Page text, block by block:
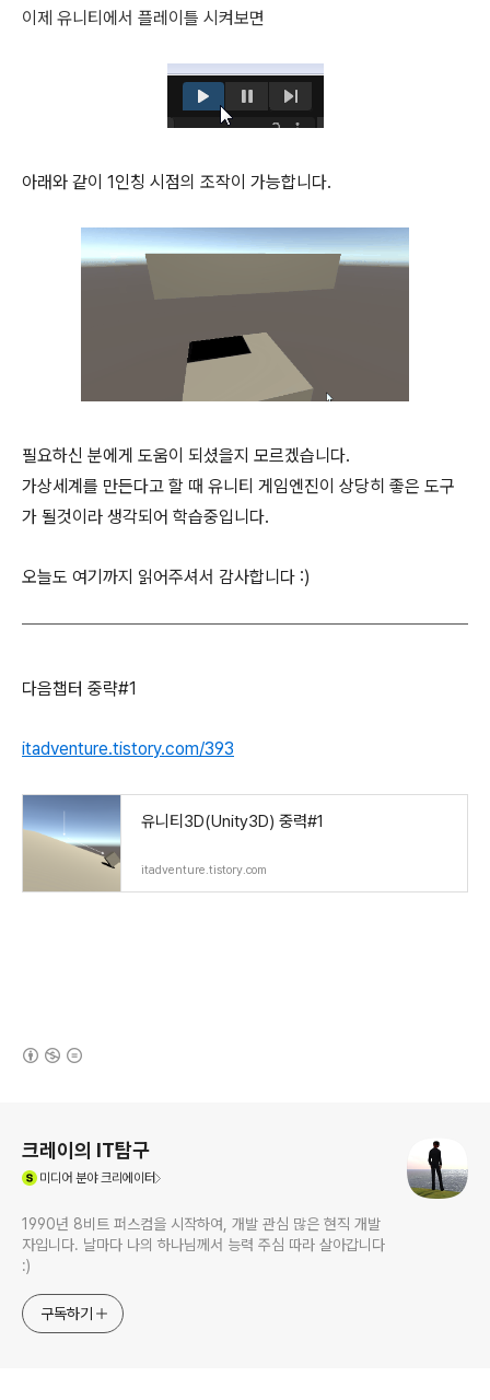
이제 유니티에서 플레이틀 시켜보면
아래와 같이 1인칭 시점의 조작이 가능합니다.
필요하신 분에게 도움이 되셨을지 모르겠습니다.
가상세계를 만든다고 할 때 유니티 게임엔진이 상당히 좋은 도구
가 될것이라 생각되어 학습중입니다.
오늘도 여기까지 읽어주셔서 감사합니다 :)
다음챕터 중략#1
itadventure.tistory.com/393
유니티3D(Unity3D) 중력#1
itadventure.tistory.com
크레이의 IT탐구
미디어 분야 크리에이터
1990년 8비트 퍼스컴을 시작하여, 개발 관심 많은 현직 개발
자입니다. 날마다 나의 하나님께서 능력 주심 따라 살아갑니다
:)
구독하기